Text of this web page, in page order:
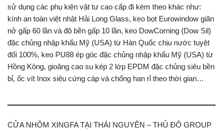
sử dụng các phụ kiện vật tư cao cấp đi kèm theo khác như:
kính an toàn việt nhật Hải Long Glass, keo bọt Eurowindow giãn
nở gấp 60 lần và độ bền gấp 10 lần, keo DowCorning (Dow Sil)
đặc chủng nhập khẩu Mỹ (USA) từ Hàn Quốc chịu nước tuyệt
đối 100%, keo PU88 ép góc đặc chủng nhập khẩu Mỹ (USA) từ
Hồng Kông, gioăng cao su kép 2 lớp EPDM đặc chủng siêu bền
bỉ, ốc vít Inox siêu cứng cáp và chống han rỉ theo thời gian…
CỬA NHÔM XINGFA TẠI THÁI NGUYÊN – THỦ ĐÔ GROUP